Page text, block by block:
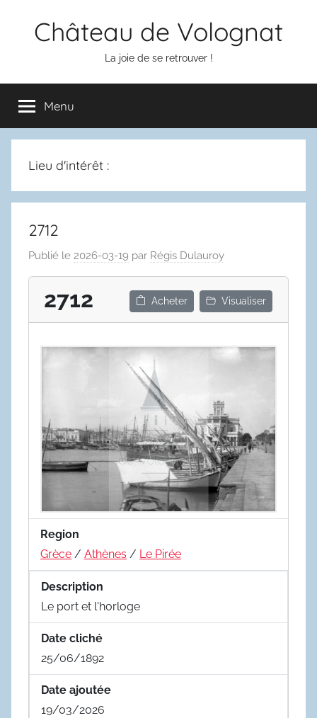
Château de Volognat
La joie de se retrouver !
Menu
Lieu d'intérêt :
2712
Publié le 2026-03-19 par Régis Dulauroy
2712 Acheter Visualiser
Region
Grèce / Athènes / Le Pirée
Description
Le port et l'horloge
Date cliché
25/06/1892
Date ajoutée
19/03/2026